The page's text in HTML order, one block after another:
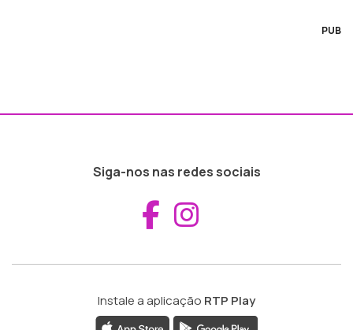
PUB
Siga-nos nas redes sociais
Aceder ao
Instale a aplicação RTP Play